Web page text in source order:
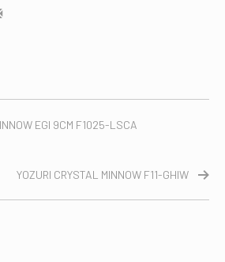
Μοιραστείτε
EGI 9CM F1025-LSCA
YOZURI CRYSTAL MINNOW F11-GHIW